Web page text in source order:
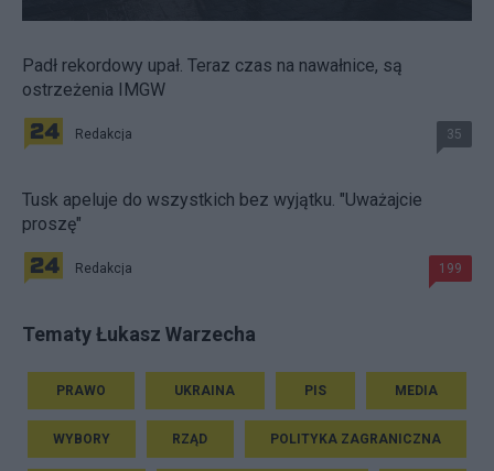
Padł rekordowy upał. Teraz czas na nawałnice, są
ostrzeżenia IMGW
Redakcja 35
Tusk apeluje do wszystkich bez wyjątku. "Uważajcie
proszę"
Redakcja 199
Tematy Łukasz Warzecha
PRAWO UKRAINA PIS MEDIA
WYBORY RZĄD POLITYKA ZAGRANICZNA